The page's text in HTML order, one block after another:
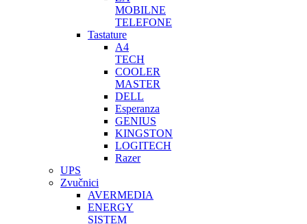
MOBILNE
TELEFONE
Tastature
A4
TECH
COOLER
MASTER
DELL
Esperanza
GENIUS
KINGSTON
LOGITECH
Razer
UPS
Zvučnici
AVERMEDIA
ENERGY
SISTEM